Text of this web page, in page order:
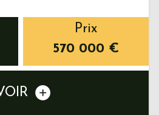
Prix
570 000 €